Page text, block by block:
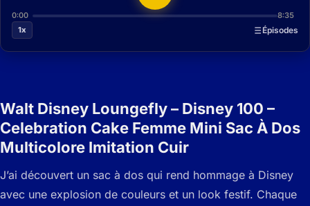
0:00
8:35
1x
Épisodes
Walt Disney Loungefly – Disney 100 –
Celebration Cake Femme Mini Sac À Dos
Multicolore Imitation Cuir
J’ai découvert un sac à dos qui rend hommage à Disney
avec une explosion de couleurs et un look festif. Chaque